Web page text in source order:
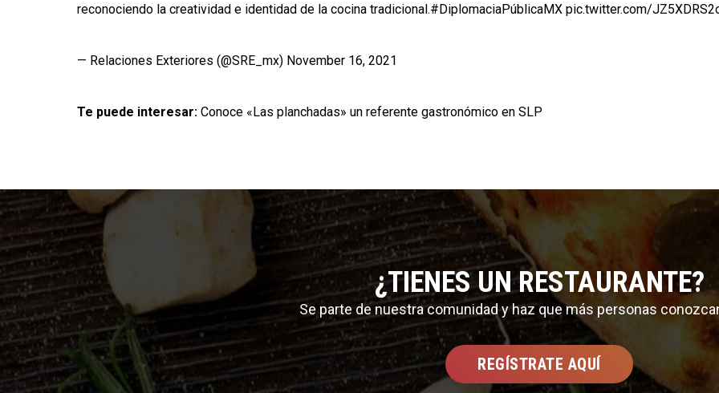
reconociendo la creatividad e identidad de la cocina tradicional.#DiplomaciaPúblicaMX pic.twitter.com/
— Relaciones Exteriores (@SRE_mx) November 16, 2021
Te puede interesar: Conoce «Las planchadas» un referente gastronómico en SLP
¿TIENES UN RESTAURANTE?
Se parte de nuestra comunidad y haz que más personas
REGÍSTRATE AQUÍ